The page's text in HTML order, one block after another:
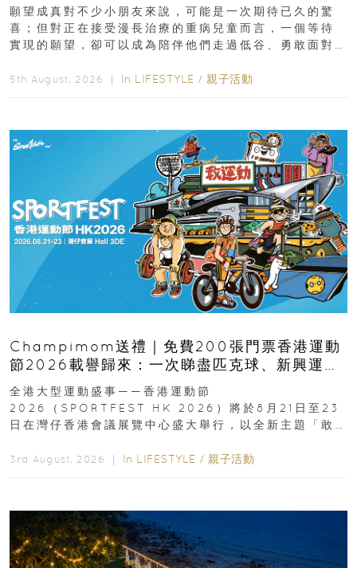
願望成真對不少小朋友來說，可能是一次期待已久的驚
喜；但對正在接受漫長治療的重病兒童而言，一個等待
實現的願望，卻可以成為陪伴他們走過低谷、勇敢面對
5th August, 2026 ｜ In LIFESTYLE / 親子活動
Champimom送禮｜免費200張門票香港運動
節2026載譽歸來：一次睇盡匹克球、新興運
動、街舞比賽＋逾百運動品牌展覽
全港大型運動盛事——香港運動節
2026（SPORTFEST HK 2026）將於8月21日至23
日在灣仔香港會議展覽中心盛大舉行，以全新主題「敢
3rd August, 2026 ｜ In LIFESTYLE / 親子活動